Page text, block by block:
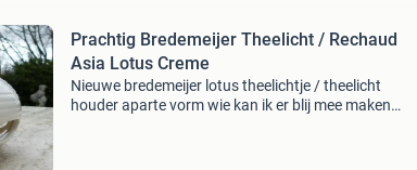
Prachtig Bredemeijer Theelicht / Rechaud
Asia Lotus Creme
Nieuwe bredemeijer lotus theelichtje / theelicht
houder aparte vorm wie kan ik er blij mee maken